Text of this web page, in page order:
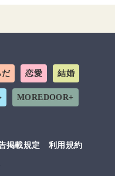
だ 恋愛 結婚
MOREDOOR+
掲載規定
利用規約